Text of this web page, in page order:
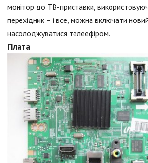
монітор до ТВ-приставки,
перехідник – і все, можна включати новий
насолоджуватися телеефіром.
Плата